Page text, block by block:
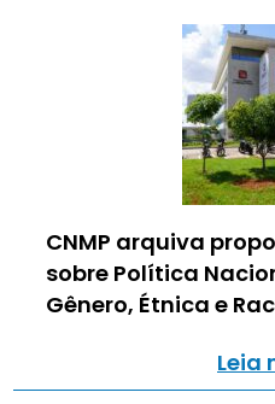
CNMP arquiva
sobre Política
Gênero, Étnica e
Leia